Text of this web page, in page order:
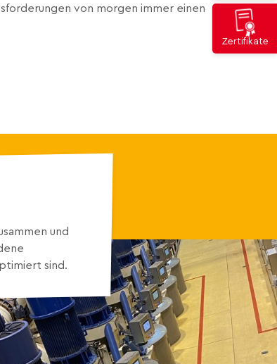
Zertifikate
von morgen immer einen
und
sind.